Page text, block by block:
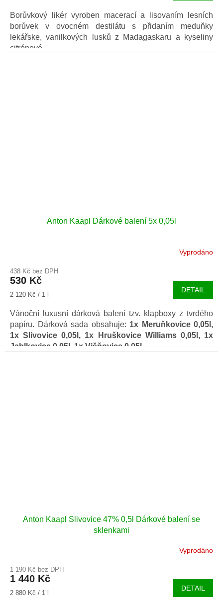
Borůvkový likér vyroben macerací a lisovaním lesních
borůvek v ovocném destilátu s přidaním meduňky
lekářske, vanilkových lusků z Madagaskaru a kyseliny
citrónové.
Anton Kaapl Dárkové balení 5x 0,05l
Vyprodáno
438 Kč bez DPH
530 Kč
Měrná
2 120 Kč / 1 l
DETAIL
Vánoční luxusní dárková balení tzv. klapboxy z tvrdého
papíru. Dárková sada obsahuje: 1x Meruňkovice 0,05l,
1x Slivovice 0,05l, 1x Hruškovice Williams 0,05l, 1x
Jablkovice 0,05l, 1x Višňovice 0,05l
Anton Kaapl Slivovice 47% 0,5l Dárkové balení se
sklenkami
Vyprodáno
1 190 Kč bez DPH
1 440 Kč
Měrná
2 880 Kč / 1 l
DETAIL